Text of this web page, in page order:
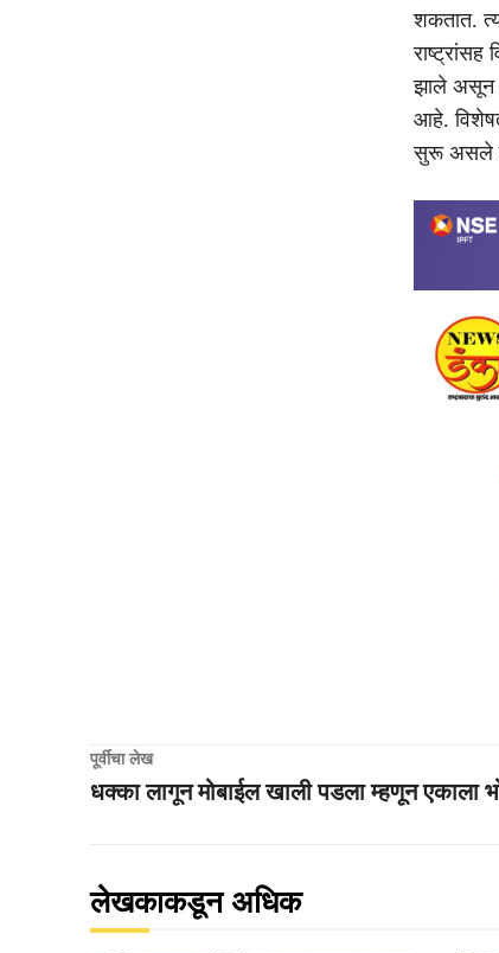
शकतात.
राष्ट्रांसह
झाले असून
आहे.
सुरू असले
पूर्वीचा लेख
धक्का लागून मोबाईल खाली पडला म्हणून एकाला
लेखकाकडून अधिक